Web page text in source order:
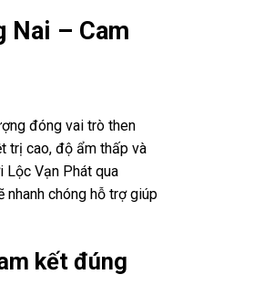
Nai – Cam
đóng vai trò then
trị cao, độ ẩm thấp và
Lộc Vạn Phát qua
chóng hỗ trợ giúp
kết đúng